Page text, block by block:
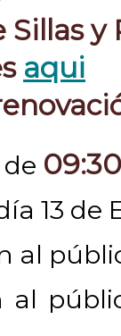
y
aqui
13 de
al
al